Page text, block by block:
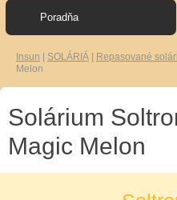
Poradňa
Insun SOLÁRIÁ Repasované
Melon
Solárium
Magic Melon